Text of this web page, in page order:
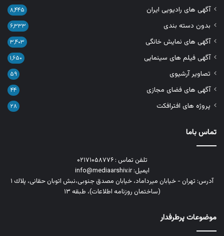
آگهی های رادیویی ایران ۸,۴۴۵
بدون دسته بندی ۶,۳۳۳
آگهی های نمایش خانگی ۳,۴۰۳
آگهی فیلم های سینمایی ۱,۶۵۰
تصاویر آرشیوی ۵۹
آگهی های فضای مجازی ۴۴
پروژه های افترافکت ۲۸
تماس باما
تلفن تماس : ۰۲۱۷۱۰۵۸۷۷۶
ایمیل: info@mediaarshiv.ir
آدرس: تهران - خیابان میرداماد، خیابان مصدق جنوبی،نبش اتوبان حقانی، پلاك ١
(ساختمان روزنامه اطلاعات)، طبقه ۱۳
موضوعات پرطرفدار